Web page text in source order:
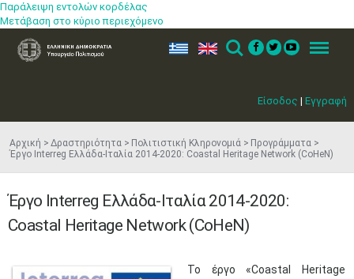
Παράλειψη εντολών κορδέλας
Μετάβαση στο κύριο περιεχόμενο
Είσοδος | Εγγραφή
ελ en Search Menu
Αρχική Δραστηριότητα Πολιτιστική Κληρονομιά
Προγράμματα
Έργο Interreg Ελλάδα-Ιταλία 2014-2020: Coastal Heritage Network (CoHeN)
Έργο Interreg Ελλάδα-Ιταλία 2014-2020:
Coastal Heritage Network (CoHeN)
To έργο «Coastal Heritage